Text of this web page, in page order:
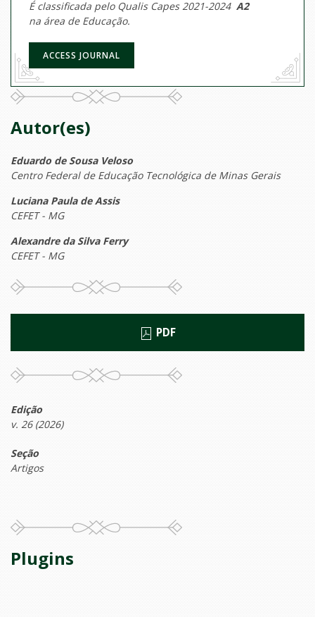
É classificada pelo Qualis Capes 2021-2024 A2
na área de Educação.
ACCESS JOURNAL
Autor(es)
Eduardo de Sousa Veloso
Centro Federal de Educação Tecnológica de Minas Gerais
Luciana Paula de Assis
CEFET - MG
Alexandre da Silva Ferry
CEFET - MG
PDF
Edição
v. 26 (2026)
Seção
Artigos
Plugins